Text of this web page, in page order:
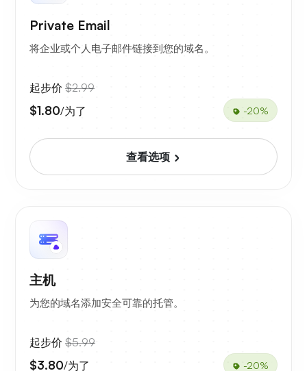
Private Email
将企业或个人电子邮件链接到您的域名。
起步价 $2.99
$1.80/为了 -20%
查看选项
主机
为您的域名添加安全可靠的托管。
起步价 $5.99
$3.80/为了 -20%